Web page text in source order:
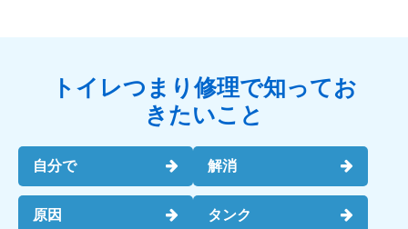
トイレつまり修理で知ってお
きたいこと
自分で 解消
原因 タンク